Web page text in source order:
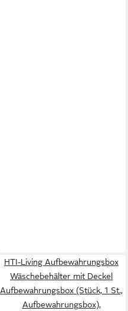
HTI-Living Aufbewahrungsbox
Wäschebehälter mit Deckel
Aufbewahrungsbox (Stück, 1 St.,
Aufbewahrungsbox),